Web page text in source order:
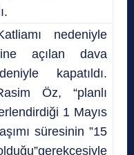
nedeniyle
açılan dava
kapatıldı.
Öz, “planlı
1 Mayıs
süresinin ”15